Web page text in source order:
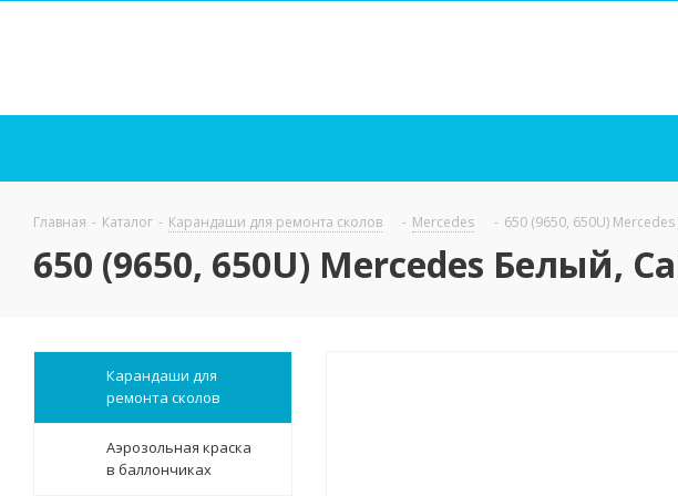
Главная - Каталог - Карандаши для ремонта сколов - Mercedes - 650 (9650, 650U)
650 (9650, 650U) Mercedes Белый,
Карандаши для
ремонта сколов
Аэрозольная краска
в баллончиках